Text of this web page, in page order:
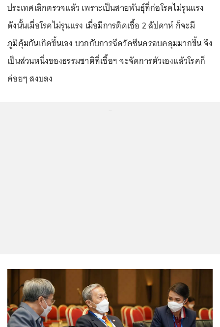
ประเทศเลิกตรวจแล้ว เพราะเป็นสายพันธุ์ที่ก่อโรคไม่รุนแรง
ดังนั้นเมื่อโรคไม่รุนแรง เมื่อมีการติดเชื้อ 2 สัปดาห์ ก็จะมี
ภูมิคุ้มกันเกิดขึ้นเอง บวกกับการฉีดวัคซีนครอบคลุมมากขึ้น จึง
เป็นส่วนหนึ่งของธรรมชาติที่เชื้อฯ จะจัดการตัวเองแล้วโรคก็
ค่อยๆ สงบลง